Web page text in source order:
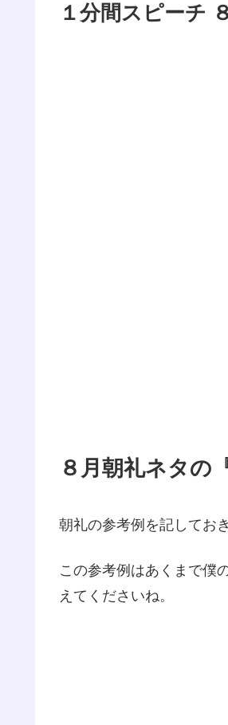
１分間スピーチ
８月朝礼ネタの
朝礼の参考例を記してお
この参考例はあくまで僕
えてくださいね。